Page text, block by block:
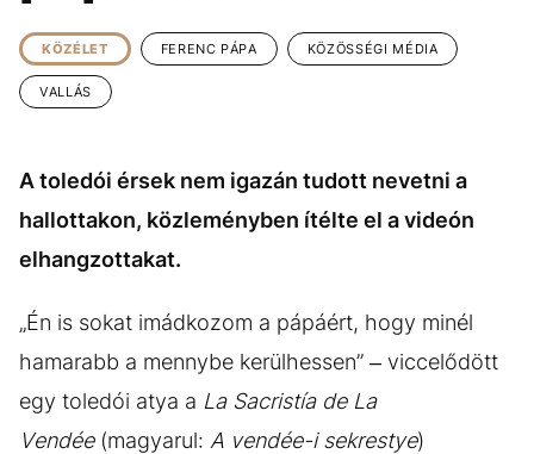
KÖZÉLET
ÉLETMÓD DESIGN
BESZÉLGETÉSEK
KÖZÉLET FERENC PÁPA KÖZÖSSÉGI MÉDIA
VALLÁS
A toledói érsek nem igazán tudott nevetni a
hallottakon, közleményben ítélte el a videón
elhangzottakat.
„Én is sokat imádkozom a pápáért, hogy minél
hamarabb a mennybe kerülhessen” – viccelődött
egy toledói atya a La Sacristía de La
Vendée(magyarul: A vendée-i sekrestye)